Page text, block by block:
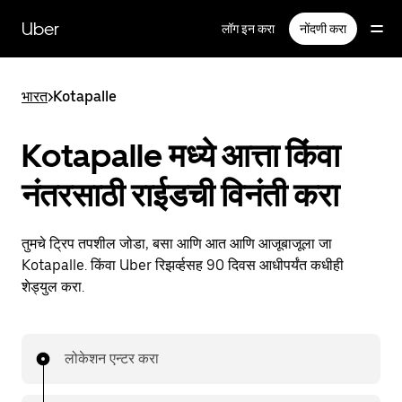
सामग्रीवरUber लॉग इन करा नोंदणी करा
भारत>Kotapalle
Kotapalle मध्ये आत्ता किंवा
नंतरसाठी राईडची विनंती करा
तुमचे ट्रिप तपशील जोडा, बसा आणि आत आणि आजूबाजूला जा
Kotapalle. किंवा Uber रिझर्व्हसह 90 दिवस आधीपर्यंत कधीही
शेड्युल करा.
लोकेशन एन्टर करा